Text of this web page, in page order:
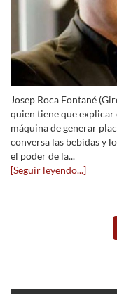
Josep Roca Fontané
quien tiene que explicar
máquina de generar
conversa las bebidas y
el poder de la...
[Seguir leyendo...]